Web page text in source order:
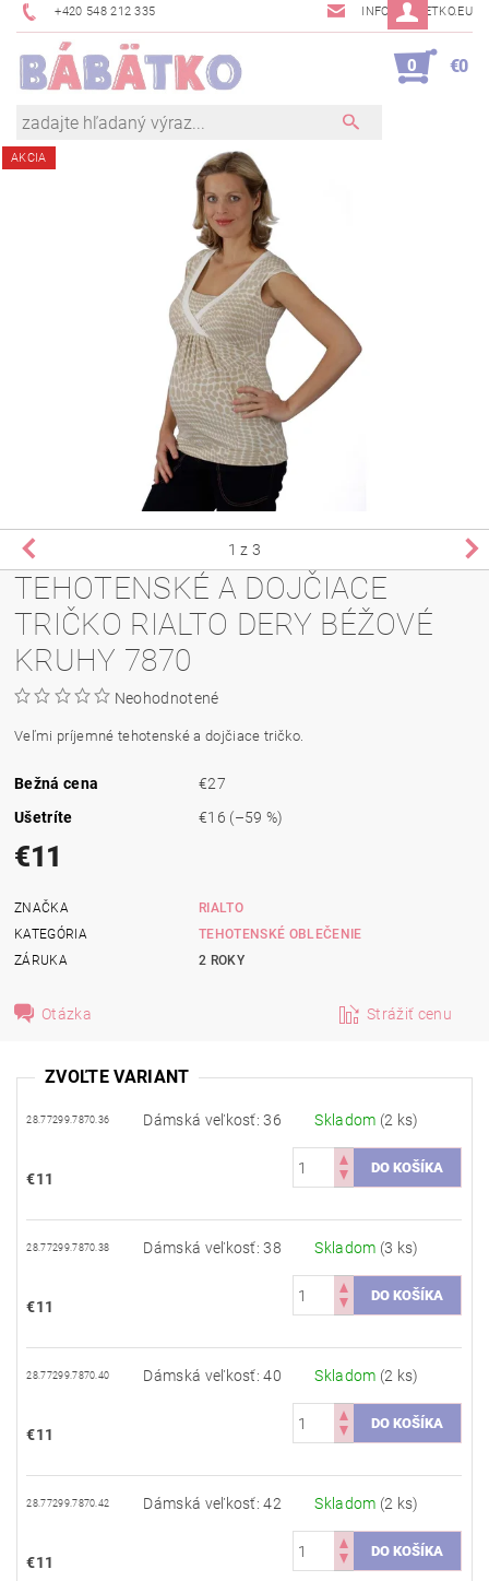
+420 548 212 335 INFO@BABETKO.EU
0 €0
AKCIA
1 z 3
TEHOTENSKÉ A DOJČIACE
TRIČKO RIALTO DERY BÉŽOVÉ
KRUHY 7870
Neohodnotené
Veľmi príjemné tehotenské a dojčiace tričko.
Bežná cena
€27
Ušetríte
€16 (–59 %)
€11
ZNAČKA
RIALTO
KATEGÓRIA
TEHOTENSKÉ OBLEČENIE
ZÁRUKA
2 ROKY
Otázka Strážiť cenu
ZVOĽTE VARIANT
28.77299.7870.36 Dámská veľkosť: 36 Skladom (2 ks)
€11
28.77299.7870.38 Dámská veľkosť: 38 Skladom (3 ks)
€11
28.77299.7870.40 Dámská veľkosť: 40 Skladom (2 ks)
€11
28.77299.7870.42 Dámská veľkosť: 42 Skladom (2 ks)
€11